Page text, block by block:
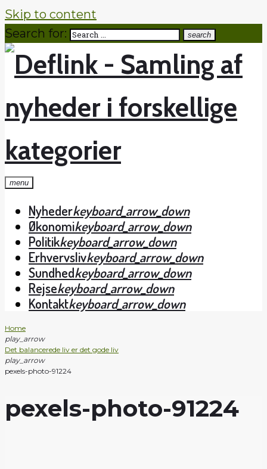
Skip to content
Search for:
search
menu
Nyhederkeyboard_arrow_down
Økonomikeyboard_arrow_down
Politikkeyboard_arrow_down
Erhvervslivkeyboard_arrow_down
Sundhedkeyboard_arrow_down
Rejsekeyboard_arrow_down
Kontaktkeyboard_arrow_down
Home
play_arrow
Det balancerede liv er det gode liv
play_arrow
pexels-photo-91224
pexels-photo-91224